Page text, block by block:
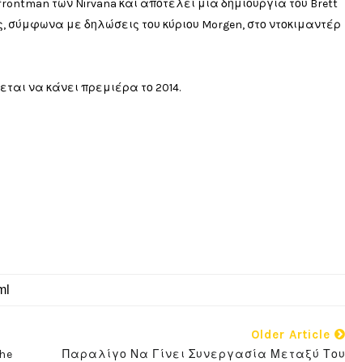
των Nirvana και αποτελεί μία δημιουργία του Brett
σύμφωνα με δηλώσεις του κύριου Morgen, στο ντοκιμαντέρ
να κάνει πρεμιέρα το 2014.
Older Article
Παραλίγο Να Γίνει Συνεργασία Μεταξύ Του